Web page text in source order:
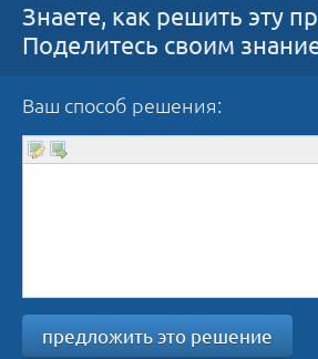
Знаете, как решить эту
Поделитесь своим
Ваш способ решения:
предложить это решение